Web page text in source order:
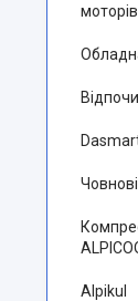
моторів
Alpikul